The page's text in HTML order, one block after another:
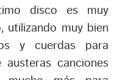
disco es muy
utilizando muy bien
y cuerdas para
austeras canciones